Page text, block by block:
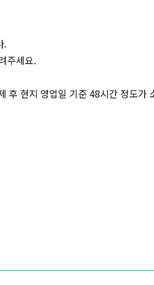
.
주세요.
현지 영업일 기준 48시간 정도가